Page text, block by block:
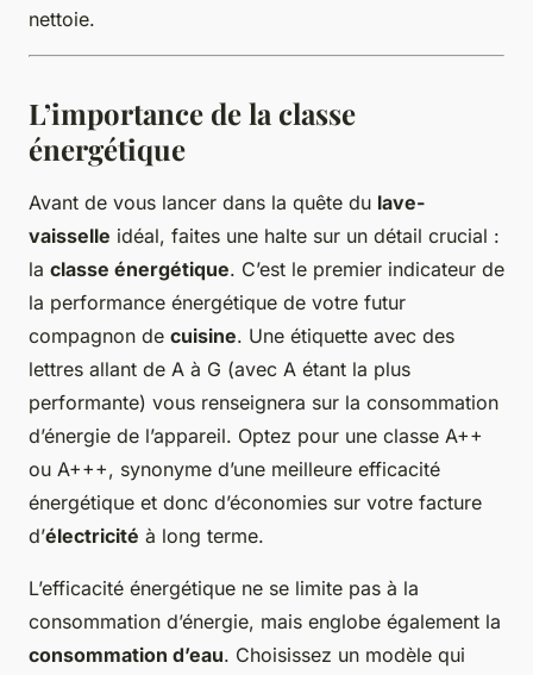
nettoie.
L’importance de la classe
énergétique
Avant de vous lancer dans la quête du lave-
vaisselle idéal, faites une halte sur un détail crucial :
la classe énergétique. C’est le premier indicateur de
la performance énergétique de votre futur
compagnon de cuisine. Une étiquette avec des
lettres allant de A à G (avec A étant la plus
performante) vous renseignera sur la consommation
d’énergie de l’appareil. Optez pour une classe A++
ou A+++, synonyme d’une meilleure efficacité
énergétique et donc d’économies sur votre facture
d’électricité à long terme.
L’efficacité énergétique ne se limite pas à la
consommation d’énergie, mais englobe également la
consommation d’eau. Choisissez un modèle qui